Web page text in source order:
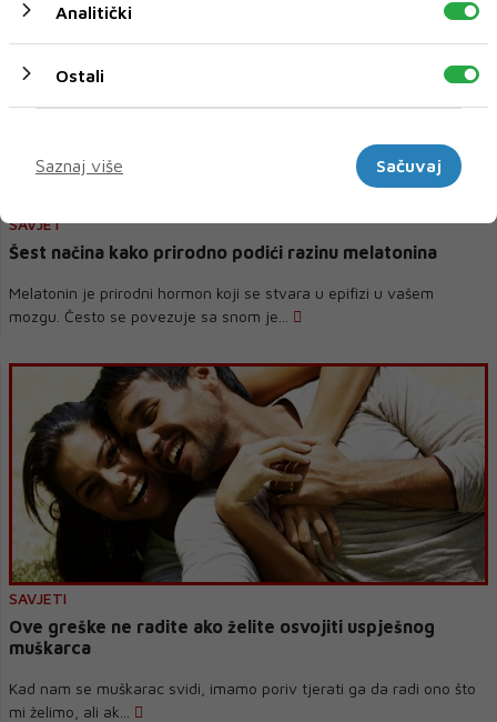
SAVJET
Šest načina kako prirodno podići razinu melatonina
Melatonin je prirodni hormon koji se stvara u epifizi u vašem
mozgu. Često se povezuje sa snom je...
SAVJETI
Ove greške ne radite ako želite osvojiti uspješnog
muškarca
Kad nam se muškarac svidi, imamo poriv tjerati ga da radi ono što
mi želimo, ali ak...
Analitički
Ostali
Saznaj više
Sačuvaj